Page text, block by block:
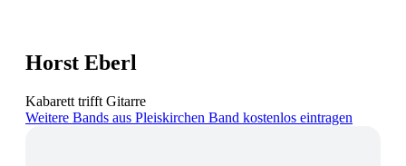
Horst Eberl
Kabarett trifft Gitarre
Weitere Bands aus Pleiskirchen Band kostenlos eintragen